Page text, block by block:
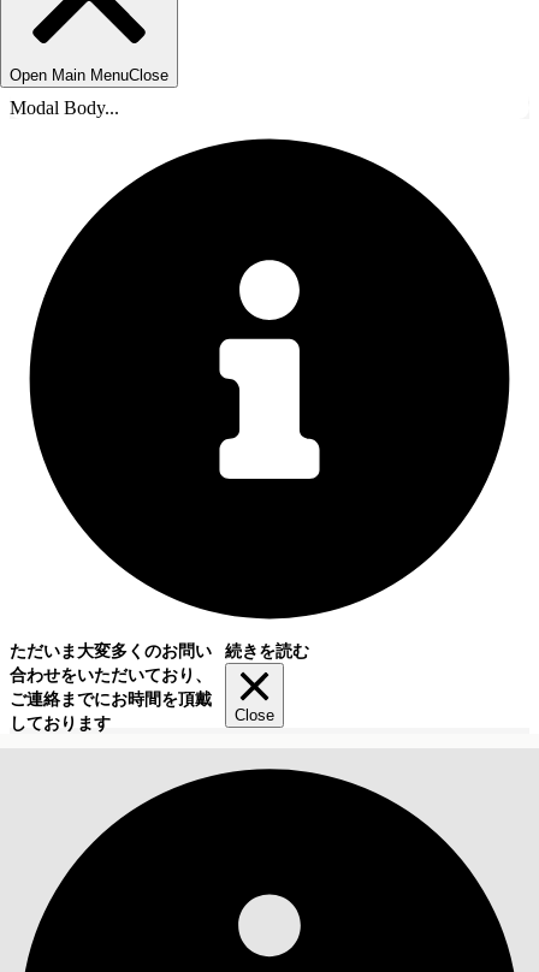
Open Main MenuClose
Modal Body...
ただいま大変多くのお問い
合わせをいただいており、
ご連絡までにお時間を頂戴
しております
続きを読む
Close
目次